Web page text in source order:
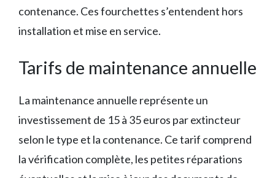
contenance. Ces fourchettes s’entendent hors
installation et mise en service.
Tarifs de maintenance annuelle
La maintenance annuelle représente un
investissement de 15 à 35 euros par extincteur
selon le type et la contenance. Ce tarif comprend
la vérification complète, les petites réparations